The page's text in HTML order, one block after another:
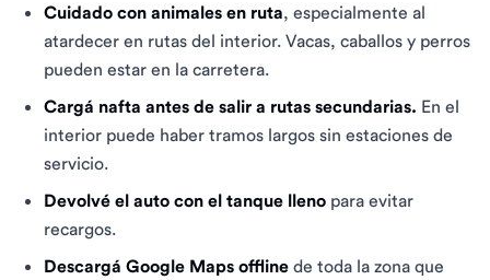
Cuidado con animales en ruta, especialmente al
atardecer en rutas del interior. Vacas, caballos y perros
pueden estar en la carretera.
Cargá nafta antes de salir a rutas secundarias. En el
interior puede haber tramos largos sin estaciones de
servicio.
Devolvé el auto con el tanque lleno para evitar
recargos.
Descargá Google Maps offline de toda la zona que